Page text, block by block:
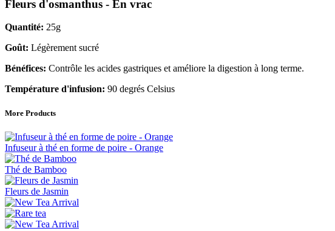
Fleurs d'osmanthus - En vrac
Quantité: 25g
Goût: Légèrement sucré
Bénéfices: Contrôle les acides gastriques et améliore la digestion à long terme.
Température d'infusion: 90 degrés Celsius
More Products
Infuseur à thé en forme de poire - Orange
Thé de Bamboo
Fleurs de Jasmin